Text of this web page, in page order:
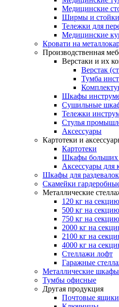
Медицинские
Ширмы и стойки
Тележки для
Медицинские
Кровати на
Производственная
Верстаки и их
Верстак
Тумба
Шкафы
Сушильные
Тележки
Стулья
Аксессуары
Картотеки и
Картотеки
Шкафы больших
Аксессуары для
Шкафы для раздевалок
Скамейки
Металлические
120 кг на секцию
500 кг на секцию
750 кг на секцию
2000 кг на
2100 кг на
4000 кг на
Стеллажи лофт
Гаражные
Металлические
Тумбы офисные
Другая продукция
Почтовые ящики